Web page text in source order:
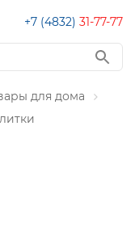
+7 (4832) 31-77-77
для дома